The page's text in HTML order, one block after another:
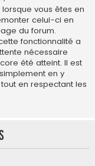
lorsque vous êtes en
celui-ci en
du forum.
fonctionnalité a
nécessaire
été atteint. Il est
en y
en respectant les